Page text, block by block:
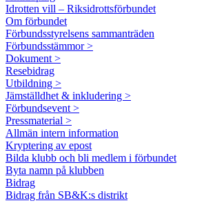
Idrotten vill – Riksidrottsförbundet
Om förbundet
Förbundsstyrelsens sammanträden
Förbundsstämmor >
Dokument >
Resebidrag
Utbildning >
Jämställdhet & inkludering >
Förbundsevent >
Pressmaterial >
Allmän intern information
Kryptering av epost
Bilda klubb och bli medlem i förbundet
Byta namn på klubben
Bidrag
Bidrag från SB&K:s distrikt